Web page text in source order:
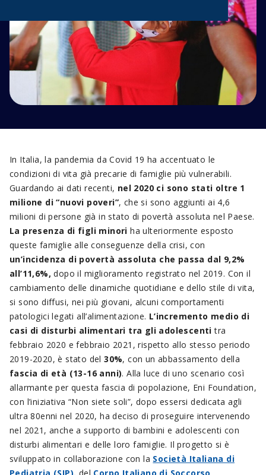
In Italia, la pandemia da Covid 19 ha accentuato le
condizioni di vita già precarie di famiglie più vulnerabili.
Guardando ai dati recenti, nel 2020 ci sono stati oltre 1
milione di “nuovi poveri”, che si sono aggiunti ai 4,6
milioni di persone già in stato di povertà assoluta nel Paese.
La presenza di figli minori ha ulteriormente esposto
queste famiglie alle conseguenze della crisi, con
un’incidenza di povertà assoluta che passa dal 9,2%
all’11,6%, dopo il miglioramento registrato nel 2019. Con il
cambiamento delle dinamiche quotidiane e dello stile di vita,
si sono diffusi, nei più giovani, alcuni comportamenti
patologici legati all’alimentazione. L’incremento medio di
casi di disturbi alimentari tra gli adolescenti tra
febbraio 2020 e febbraio 2021, rispetto allo stesso periodo
2019-2020, è stato del30%, con un abbassamento della
fascia di età (13-16 anni). Alla luce di uno scenario così
allarmante per questa fascia di popolazione, Eni Foundation,
con l’iniziativa “Non siete soli”, dopo essersi dedicata agli
ultra 80enni nel 2020, ha deciso di proseguire intervenendo
nel 2021, anche a supporto di bambini e adolescenti con
disturbi alimentari e delle loro famiglie. Il progetto si è
sviluppato in collaborazione con la Società Italiana di